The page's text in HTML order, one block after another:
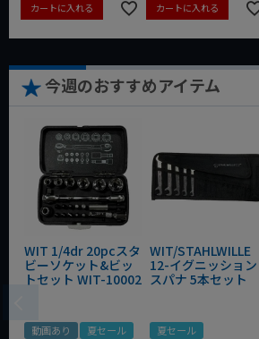
カートに入れる カートに入れる
今週のおすすめアイテム
WIT 1/4dr 20pcスタ
ビーソケット&ビッ
トセット WIT-10002
動画あり 夏セール
WIT/STAHLWILLE
12-イグニッション
スパナ 5本セット
夏セール